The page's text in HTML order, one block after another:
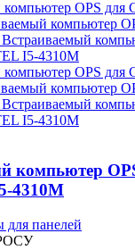
компьютер
4310M
для панелей